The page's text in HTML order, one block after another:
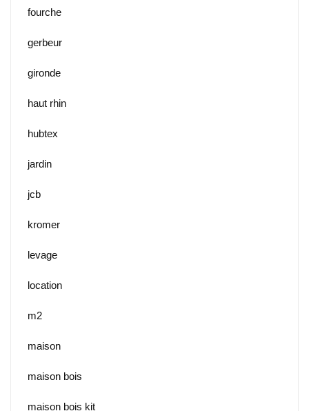
fourche
gerbeur
gironde
haut rhin
hubtex
jardin
jcb
kromer
levage
location
m2
maison
maison bois
maison bois kit